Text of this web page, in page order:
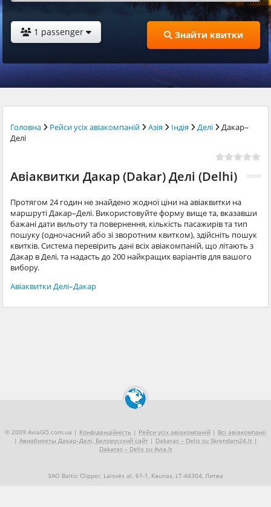
1 passenger Знайти квитки
Головна Рейси усіх авіакомпаній Азія Індія Делі
Дакар–
Делі
Авіаквитки Дакар (Dakar) Делі (Delhi)
Протягом 24 годин не знайдено жодної ціни на авіаквитки на
маршруті Дакар–Делі. Використовуйте форму вище та, вказавши
бажані дати вильоту та повернення, кількість пасажирів та тип
пошуку (одночасний або зі зворотним квитком), здійсніть пошук
квитків. Система перевірить дані всіх авіакомпаній, що літають з
Дакар в Делі, та надасть до 200 найкращих варіантів для вашого
вибору.
Авіаквитки Делі–Дакар
© 2009 AviaGO.com.ua | Конфіденційність | Рейси усіх авіакомпаній | Всі авіакомпанії
| Авиабилеты Дакар–Делі, Белорусский сайт| Dakaras – Delis su Skrendam24.lt |
Dakaras – Delis su Avia.lt
ЗАО Baltic Clipper, Laisvės al. 61-1, Kaunas, LT-44304, Литва